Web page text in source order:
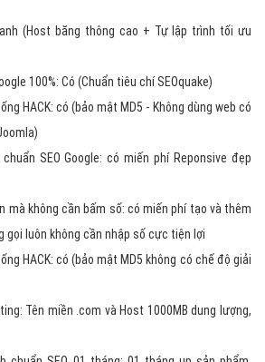
(Host băng thông cao + Tự lập trình tối ưu
100%: Có (Chuẩn tiêu chí SEOquake)
HACK: có (bảo mật MD5 - Không dùng web có
SEO Google: có miến phí Reponsive đẹp
mà không cần bấm số: có miến phí tạo và thêm
gọi luôn không cần nhập số cực tiện lợi
HACK: có (bảo mật MD5 không có chế độ giải
Tên miền .com và Host 1000MB dung lượng,